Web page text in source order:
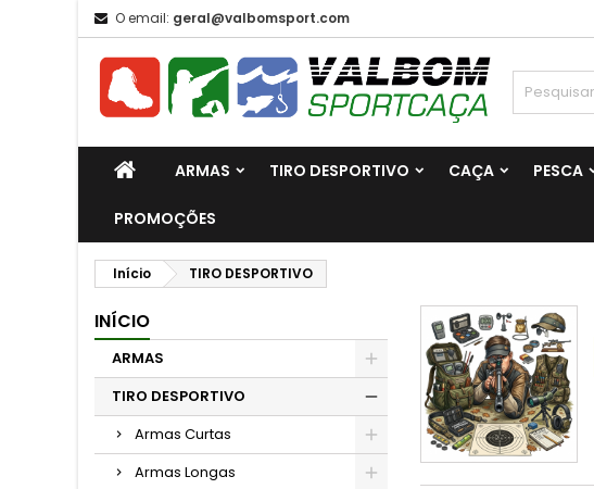
O email: geral@valbomsport.com
ARMAS TIRO DESPORTIVO CAÇA PESCA
PROMOÇÕES
Início TIRO DESPORTIVO
INÍCIO
ARMAS
TIRO DESPORTIVO
Armas Curtas
Armas Longas